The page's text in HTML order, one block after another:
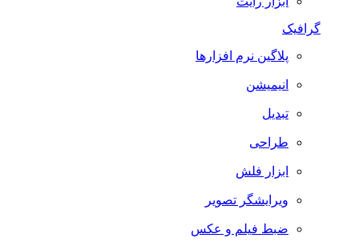
گرافیک
پلاگین نرم افزارها
انیمیشن
تبدیل
طراحی
ابزار فلش
ویرایشگر تصویر
ضبط فيلم و عكس